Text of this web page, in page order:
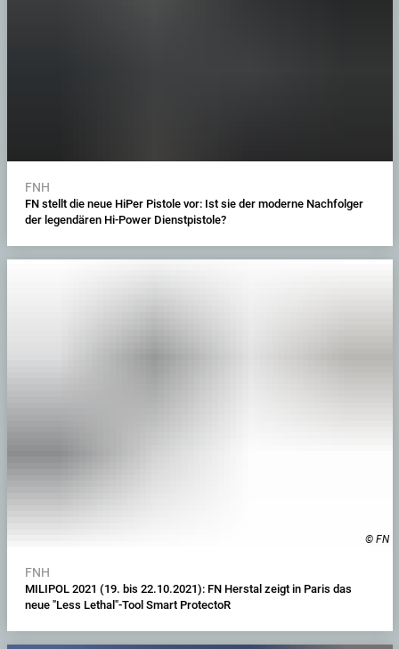
FNH
FN stellt die neue HiPer Pistole vor: Ist sie der moderne Nachfolger
der legendären Hi-Power Dienstpistole?
© FN
FNH
MILIPOL 2021 (19. bis 22.10.2021): FN Herstal zeigt in Paris das
neue "Less Lethal"-Tool Smart ProtectoR